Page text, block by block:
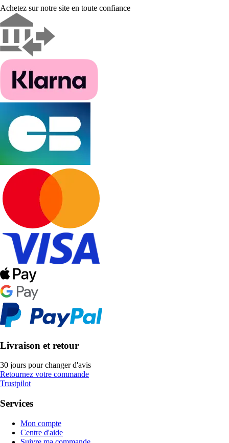
Achetez sur notre site en toute confiance
Livraison et retour
30 jours pour changer d'avis
Retournez votre commande
Trustpilot
Services
Mon compte
Centre d'aide